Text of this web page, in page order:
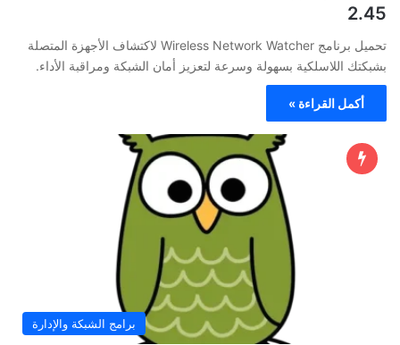
2.45
تحميل برنامج Wireless Network Watcher لاكتشاف الأجهزة المتصلة
بشبكتك اللاسلكية بسهولة وسرعة لتعزيز أمان الشبكة ومراقبة الأداء.
أكمل القراءة »
برامج الشبكة والإدارة